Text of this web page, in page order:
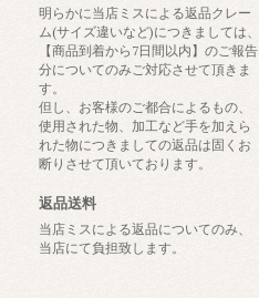
明らかに当店ミスによる返品クレー
ム(サイズ違いなど)につきましては、
【商品到着から7日間以内】のご報告
分についてのみご対応させて頂きま
す。
但し、お客様のご都合によるもの、
使用された物、加工など手を加えら
れた物につきましての返品は固くお
断りさせて頂いております。
返品送料
当店ミスによる返品についてのみ、
当店にて負担致します。